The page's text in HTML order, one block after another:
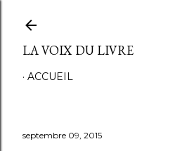
LA VOIX DU LIVRE
ACCUEIL
septembre 09, 2015